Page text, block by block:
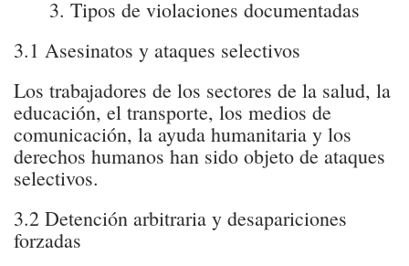
3. Tipos de violaciones documentadas
3.1 Asesinatos y ataques selectivos
Los trabajadores de los sectores de la salud, la
educación, el transporte, los medios de
comunicación, la ayuda humanitaria y los
derechos humanos han sido objeto de ataques
selectivos.
3.2 Detención arbitraria y desapariciones
forzadas